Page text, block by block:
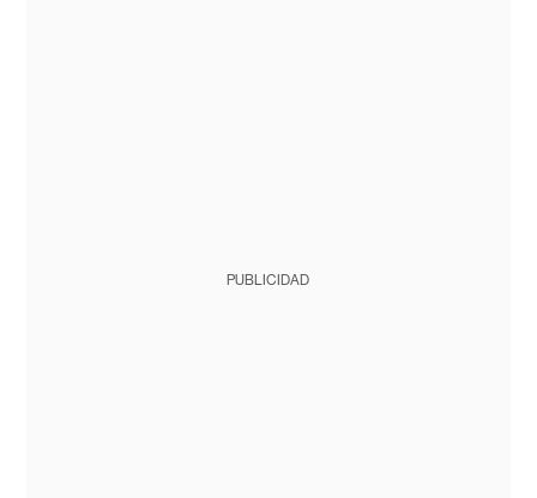
PUBLICIDAD